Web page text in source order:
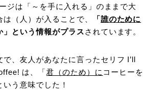
ジは「～を手に入れる」のままで大
（人）が入ることで、
「誰のために
」という情報がプラス されています。
、友人があなたに言ったセリフ I’ll
は、「君（のため）に コーヒーを
う意味でした！